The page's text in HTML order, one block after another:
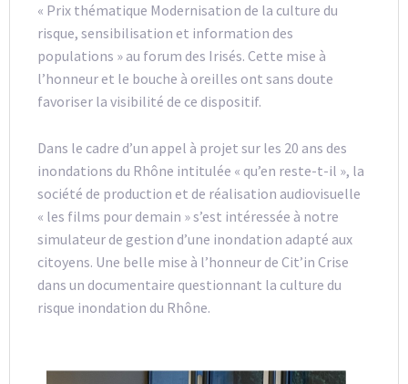
« Prix thématique Modernisation de la culture du
risque, sensibilisation et information des
populations » au forum des Irisés. Cette mise à
l’honneur et le bouche à oreilles ont sans doute
favoriser la visibilité de ce dispositif.
Dans le cadre d’un appel à projet sur les 20 ans des
inondations du Rhône intitulée « qu’en reste-t-il », la
société de production et de réalisation audiovisuelle
« les films pour demain » s’est intéressée à notre
simulateur de gestion d’une inondation adapté aux
citoyens. Une belle mise à l’honneur de Cit’in Crise
dans un documentaire questionnant la culture du
risque inondation du Rhône.